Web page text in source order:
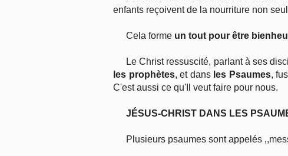
enfants reçoivent de la nourriture non
Cela forme un tout pour être
Le Christ ressuscité, parlant à ses
les prophètes, et dansles Psaumes,
C'est aussi ce qu'Il veut faire pour nous.
JÉSUS-CHRIST DANS LES
Plusieurs psaumes sont appelés